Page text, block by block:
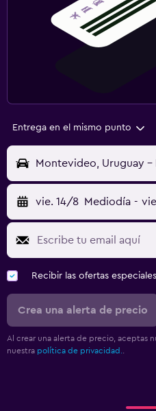
Entrega en el mismo punto
vie. 14/8 Mediodía -
Recibir las ofertas
Crea una alerta de precio
Al crear una alerta de precio, aceptas
nuestra política de privacidad..